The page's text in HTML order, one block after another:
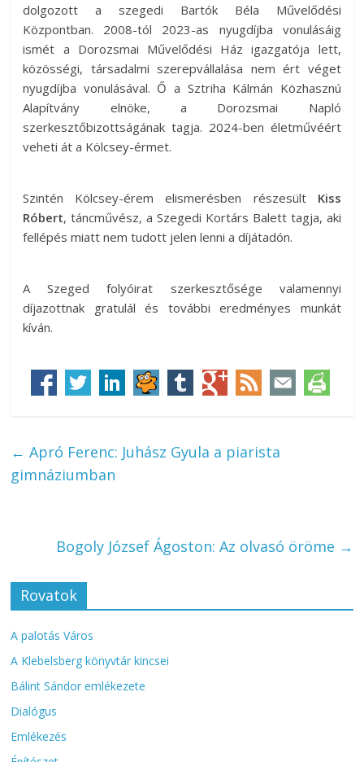
dolgozott a szegedi Bartók Béla Művelődési
Központban. 2008-tól 2023-as nyugdíjba vonulásáig
ismét a Dorozsmai Művelődési Ház igazgatója lett,
közösségi, társadalmi szerepvállalása nem ért véget
nyugdíjba vonulásával. Ő a Sztriha Kálmán Közhasznú
Alapítvány elnöke, a Dorozsmai Napló
szerkesztőbizottságának tagja. 2024-ben életművéért
veheti át a Kölcsey-érmet.
Szintén Kölcsey-érem elismerésben részesült Kiss
Róbert, táncművész, a Szegedi Kortárs Balett tagja, aki
fellépés miatt nem tudott jelen lenni a díjátadón.
A Szeged folyóirat szerkesztősége valamennyi
díjazottnak gratulál és további eredményes munkát
kíván.
← Apró Ferenc: Juhász Gyula a piarista
gimnáziumban
Bogoly József Ágoston: Az olvasó öröme →
Rovatok
A palotás Város
A Klebelsberg könyvtár kincsei
Bálint Sándor emlékezete
Dialógus
Emlékezés